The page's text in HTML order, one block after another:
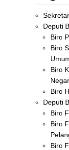
Deputi
Biro
Biro
Biro
Biro
Deputi
Biro
Biro
Biro